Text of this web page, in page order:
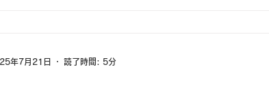
年7月21日 読了時間: 5分